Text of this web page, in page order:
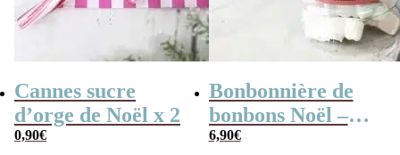
Cannes sucre
d’orge de Noël x 2
0,90€
Bonbonnière de
bonbons Noël –
Jesus meringue x
6,90€